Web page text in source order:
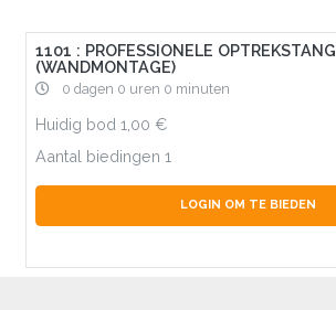
1101 : PROFESSIONELE OPTREKSTANG
(WANDMONTAGE)
0 dagen 0 uren 0 minuten
Huidig bod 1,00
Aantal biedingen 1
LOGIN OM TE BIEDEN